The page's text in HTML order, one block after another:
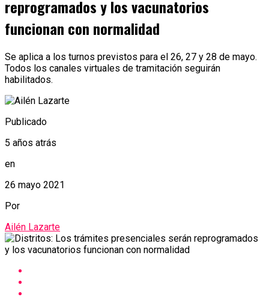
reprogramados y los vacunatorios
funcionan con normalidad
Se aplica a los turnos previstos para el 26, 27 y 28 de mayo.
Todos los canales virtuales de tramitación seguirán
habilitados.
Publicado
5 años atrás
en
26 mayo 2021
Por
Ailén Lazarte